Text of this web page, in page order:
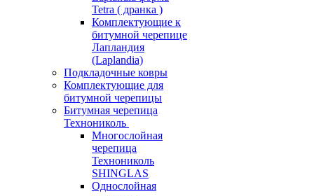
Tetra ( дранка )
Комплектующие к
битумной черепице
Лапландия
(Laplandia)
Подкладочные ковры
Комплектующие для
битумной черепицы
Битумная черепица
Технониколь
Многослойная
черепица
Технониколь
SHINGLAS
Однослойная